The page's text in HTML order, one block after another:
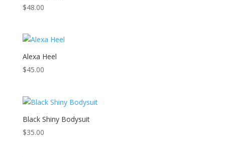
$48.00
Alexa Heel
$45.00
Black Shiny Bodysuit
$35.00